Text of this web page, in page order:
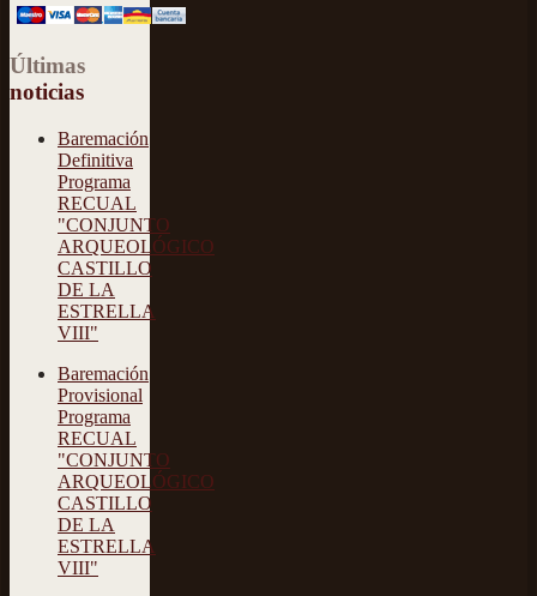
Últimas
noticias
Baremación
Definitiva
Programa
RECUAL
"CONJUNTO
ARQUEOLÓGICO
CASTILLO
DE LA
ESTRELLA
VIII"
Baremación
Provisional
Programa
RECUAL
"CONJUNTO
ARQUEOLÓGICO
CASTILLO
DE LA
ESTRELLA
VIII"